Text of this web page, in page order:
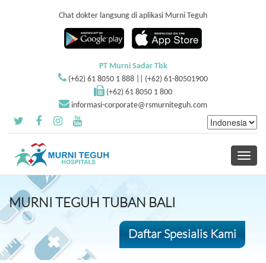
Chat dokter langsung di aplikasi Murni Teguh
PT Murni Sadar Tbk
(+62) 61 8050 1 888 || (+62) 61-80501900
(+62) 61 8050 1 800
informasi-corporate@rsmurniteguh.com
Toggle
MURNI TEGUH TUBAN BALI
Daftar Spesialis Kami